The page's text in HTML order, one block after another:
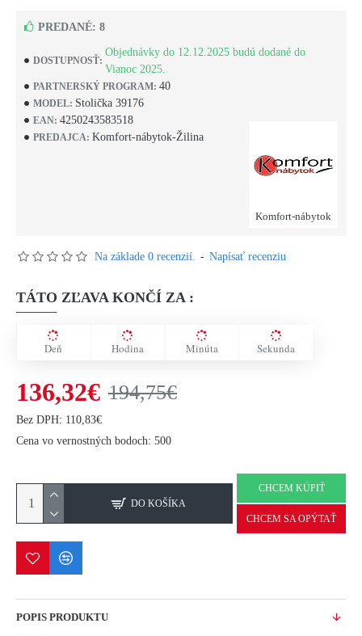
DOSTUPNOSŤ:
Objednávky do 12.12.2025 budú dodané do
Vianoc 2025.
PARTNERSKÝ PROGRAM: 40
MODEL: Stolička 39176
EAN: 4250243583518
PREDAJCA: Komfort-nábytok-Žilina
Komfort-nábytok
PREDANÉ: 8
Na základe 0 recenzií. - Napísať recenziu
TÁTO ZĽAVA KONČÍ ZA :
Deň Hodina Minúta Sekunda
136,32€ 194,75€
Bez DPH: 110,83€
Cena vo vernostných bodoch: 500
DO KOŠÍKA
CHCEM KÚPIŤ
CHCEM SA OPÝTAŤ
POPIS PRODUKTU